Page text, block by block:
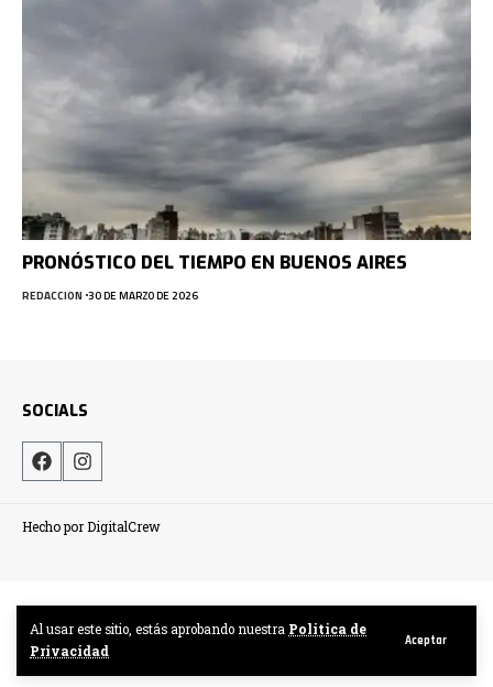
Al usar este sitio, estás aprobando nuestra Politica de
Privacidad
Aceptar
PRONÓSTICO DEL TIEMPO EN BUENOS AIRES
REDACCION 30 DE MARZO DE 2026
SOCIALS
Hecho por DigitalCrew